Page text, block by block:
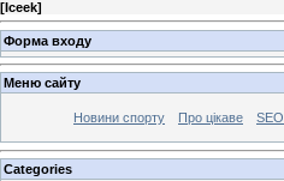
[Iceek]
Форма входу
Меню сайту
Новини спорту Про цікаве
Categories